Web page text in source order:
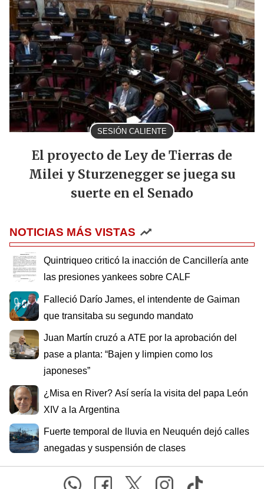
SESIÓN CALIENTE
El proyecto de Ley de Tierras de
Milei y Sturzenegger se juega su
suerte en el Senado
NOTICIAS MÁS VISTAS
Quintriqueo criticó la inacción de Cancillería ante
las presiones yankees sobre CALF
Falleció Darío James, el intendente de Gaiman
que transitaba su segundo mandato
Juan Martín cruzó a ATE por la aprobación del
pase a planta: “Bajen y limpien como los
japoneses”
¿Misa en River? Así sería la visita del papa León
XIV a la Argentina
Fuerte temporal de lluvia en Neuquén dejó calles
anegadas y suspensión de clases